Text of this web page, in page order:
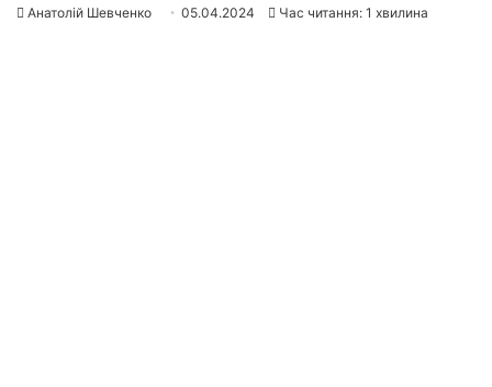
Анатолій Шевченко 05.04.2024 Час читання: 1 хвилина